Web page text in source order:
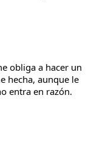
obliga a hacer un
hecha, aunque le
entra en razón.